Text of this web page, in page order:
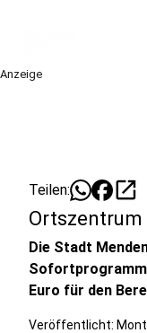
Anzeige
Teilen: open_in_new
Ortszentrum
Die Stadt
Sofortprogramm
Euro für den
Veröffentlicht: